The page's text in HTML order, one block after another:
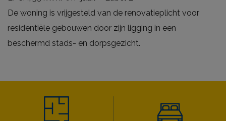
De woning is vrijgesteld van de renovatieplicht voor
residentiële gebouwen door zijn ligging in een
beschermd stads- en dorpsgezicht.